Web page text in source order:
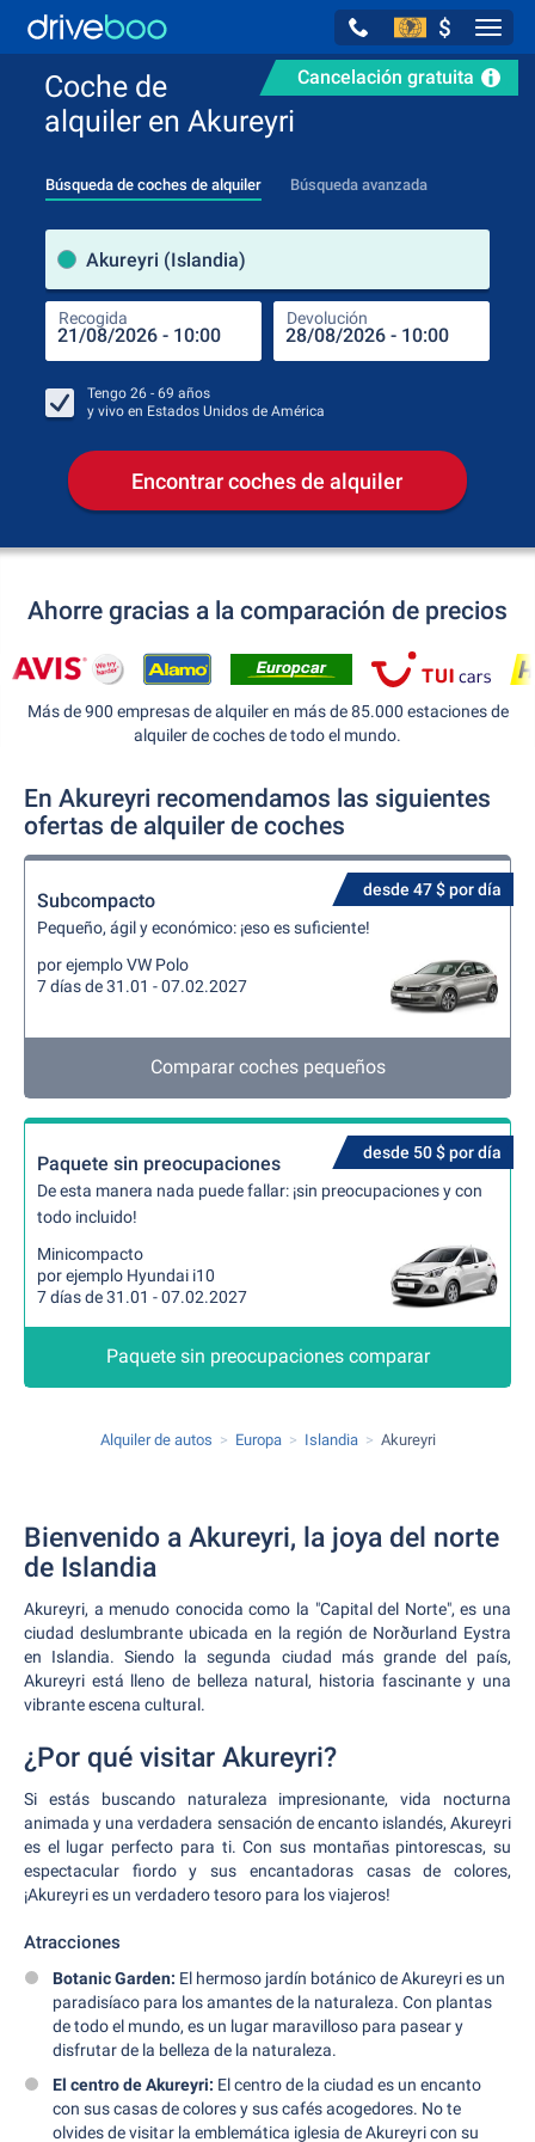
$
Cancelación gratuita
Coche de
alquiler en Akureyri
Búsqueda de coches de alquiler Búsqueda avanzada
Akureyri (Islandia)
Recogida Devolución
Tengo 26 - 69 años
y vivo en Estados Unidos de América
Encontrar coches de alquiler
Ahorre gracias a la comparación de precios
Más de 900 empresas de alquiler en más de 85.000 estaciones de
alquiler de coches de todo el mundo.
En Akureyri recomendamos las siguientes
ofertas de alquiler de coches
desde 47 $ por día
Subcompacto
Pequeño, ágil y económico: ¡eso es suficiente!
por ejemplo VW Polo
7 días de 31.01 - 07.02.2027
Comparar coches pequeños
desde 50 $ por día
Paquete sin preocupaciones
De esta manera nada puede fallar: ¡sin preocupaciones y con
todo incluido!
Minicompacto
por ejemplo Hyundai i10
7 días de 31.01 - 07.02.2027
Paquete sin preocupaciones comparar
Alquiler de autos Europa Islandia Akureyri
Bienvenido a Akureyri, la joya del norte
de Islandia
Akureyri, a menudo conocida como la "Capital del Norte", es una
ciudad deslumbrante ubicada en la región de Norðurland Eystra
en Islandia. Siendo la segunda ciudad más grande del país,
Akureyri está lleno de belleza natural, historia fascinante y una
vibrante escena cultural.
¿Por qué visitar Akureyri?
Si estás buscando naturaleza impresionante, vida nocturna
animada y una verdadera sensación de encanto islandés, Akureyri
es el lugar perfecto para ti. Con sus montañas pintorescas, su
espectacular fiordo y sus encantadoras casas de colores,
¡Akureyri es un verdadero tesoro para los viajeros!
Atracciones
Botanic Garden: El hermoso jardín botánico de Akureyri es un
paradisíaco para los amantes de la naturaleza. Con plantas
de todo el mundo, es un lugar maravilloso para pasear y
disfrutar de la belleza de la naturaleza.
El centro de Akureyri: El centro de la ciudad es un encanto
con sus casas de colores y sus cafés acogedores. No te
olvides de visitar la emblemática iglesia de Akureyri con su